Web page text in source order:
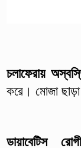
চলাফেরায়
করে। মোজা
ডায়াবেটিস